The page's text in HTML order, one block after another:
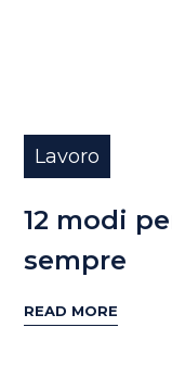
Lavoro
12 modi
sempre
READ MORE